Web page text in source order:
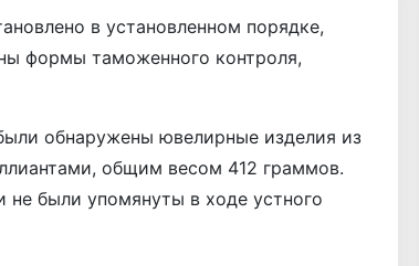
в установленном порядке,
формы таможенного контроля,
обнаружены ювелирные изделия из
общим весом 412 граммов.
были упомянуты в ходе устного